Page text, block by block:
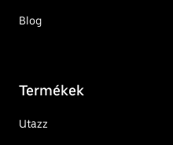
Blog
Termékek
Utazz